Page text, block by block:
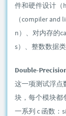
件和硬件设计（
（compiler
n）、对内存的
s）、整数数据
Double-
这一项测试浮点
块，每个模块都
一系列 c 函数：